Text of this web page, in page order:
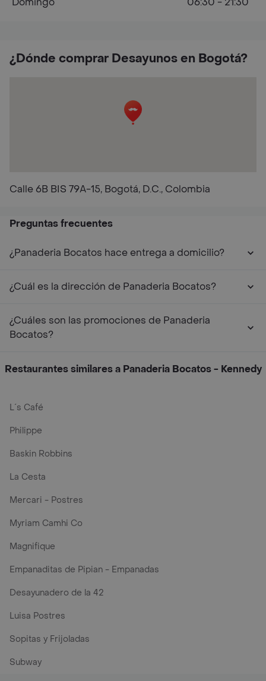
¿Dónde comprar Desayunos en Bogotá?
Calle 6B BIS 79A-15, Bogotá, D.C., Colombia
Preguntas frecuentes
¿Panaderia Bocatos hace entrega a domicilio?
¿Cuál es la dirección de Panaderia Bocatos?
¿Cuáles son las promociones de Panaderia
Bocatos?
Restaurantes similares a Panaderia Bocatos - Kennedy
L´s Café
Philippe
Baskin Robbins
La Cesta
Mercari - Postres
Myriam Camhi Co
Magnifique
Empanaditas de Pipian - Empanadas
Desayunadero de la 42
Luisa Postres
Sopitas y Frijoladas
Subway